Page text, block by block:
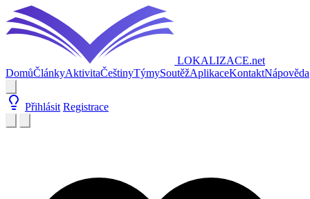
LOKALIZACE.net
DomůČlánkyAktivitaČeštinyTýmySoutěžAplikaceKontaktNápověda
Přihlásit Registrace